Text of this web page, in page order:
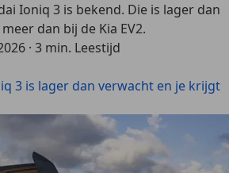
Ioniq 3 is bekend. Die is lager dan
dan bij de Kia EV2.
· 3 min. Leestijd
3 is lager dan verwacht en je krijgt